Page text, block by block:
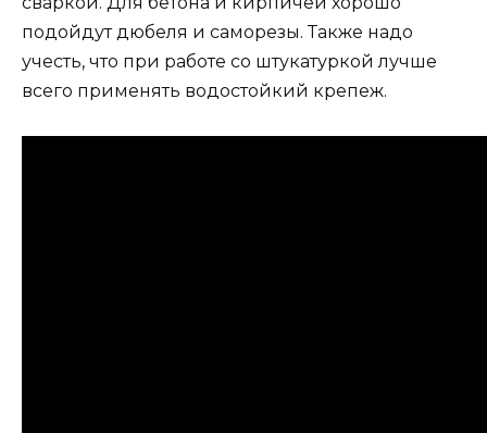
подойдут дюбеля и саморезы. Также надо
учесть, что при работе со штукатуркой лучше
всего применять водостойкий крепеж.